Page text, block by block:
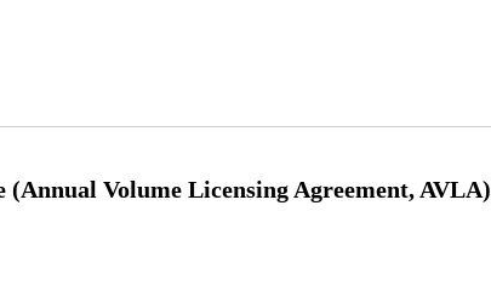
(Annual Volume Licensing Agreement, AVLA)